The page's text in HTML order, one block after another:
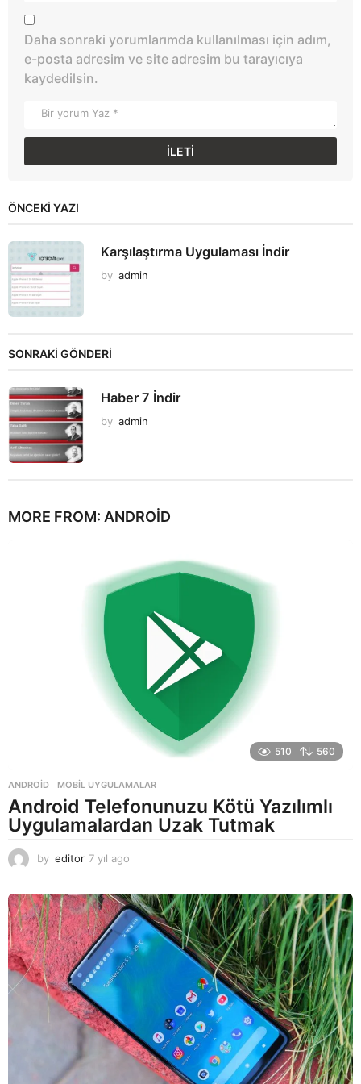
Daha sonraki yorumlarımda kullanılması için adım,
e-posta adresim ve site adresim bu tarayıcıya
kaydedilsin.
ÖNCEKI YAZI
Karşılaştırma Uygulaması İndir
by admin
SONRAKİ GÖNDERİ
Haber 7 İndir
by admin
MORE FROM: ANDROID
510 560
ANDROID ,MOBIL UYGULAMALAR
Android Telefonunuzu Kötü Yazılımlı
Uygulamalardan Uzak Tutmak
by editor 7 yıl ago
l
a
g
o